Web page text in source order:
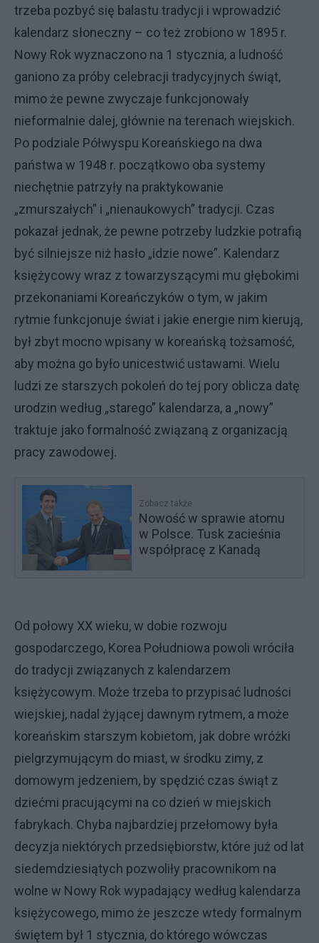
trzeba pozbyć się balastu tradycji i wprowadzić
kalendarz słoneczny – co też zrobiono w 1895 r.
Nowy Rok wyznaczono na 1 stycznia, a ludność
ganiono za próby celebracji tradycyjnych świąt,
mimo że pewne zwyczaje funkcjonowały
nieformalnie dalej, głównie na terenach wiejskich.
Po podziale Półwyspu Koreańskiego na dwa
państwa w 1948 r. początkowo oba systemy
niechętnie patrzyły na praktykowanie
„zmurszałych” i „nienaukowych” tradycji. Czas
pokazał jednak, że pewne potrzeby ludzkie potrafią
być silniejsze niż hasło „idzie nowe”. Kalendarz
księżycowy wraz z towarzyszącymi mu głębokimi
przekonaniami Koreańczyków o tym, w jakim
rytmie funkcjonuje świat i jakie energie nim kierują,
był zbyt mocno wpisany w koreańską tożsamość,
aby można go było unicestwić ustawami. Wielu
ludzi ze starszych pokoleń do tej pory oblicza datę
urodzin według „starego” kalendarza, a „nowy”
traktuje jako formalność związaną z organizacją
pracy zawodowej.
Zobacz także
Nowość w sprawie atomu
w Polsce. Tusk zacieśnia
współpracę z Kanadą
Od połowy XX wieku, w dobie rozwoju
gospodarczego, Korea Południowa powoli wróciła
do tradycji związanych z kalendarzem
księżycowym. Może trzeba to przypisać ludności
wiejskiej, nadal żyjącej dawnym rytmem, a może
koreańskim starszym kobietom, jak dobre wróżki
pielgrzymującym do miast, w środku zimy, z
domowym jedzeniem, by spędzić czas świąt z
dziećmi pracującymi na co dzień w miejskich
fabrykach. Chyba najbardziej przełomowy była
decyzja niektórych przedsiębiorstw, które już od lat
siedemdziesiątych pozwoliły pracownikom na
wolne w Nowy Rok wypadający według kalendarza
księżycowego, mimo że jeszcze wtedy formalnym
świętem był 1 stycznia, do którego wówczas